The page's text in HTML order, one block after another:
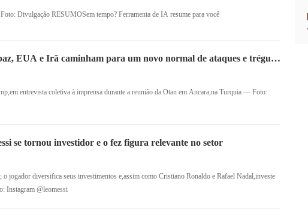
Divulgação RESUMOSem tempo? Ferramenta de IA resume para você
EUA e Irã caminham para um novo normal de ataques e tréguas
entrevista coletiva à imprensa durante a reunião da Otan em Ancara,na Turquia — Foto:
se tornou investidor e o fez figura relevante no setor
jogador diversifica seus investimentos e,assim como Cristiano Ronaldo e Rafael Nadal,investe
Instagram @leomessi